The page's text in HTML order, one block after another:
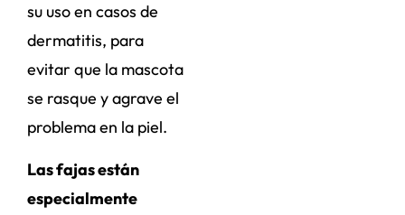
su uso en casos de
dermatitis, para
evitar que la mascota
se rasque y agrave el
problema en la piel.
Las fajas están
especialmente